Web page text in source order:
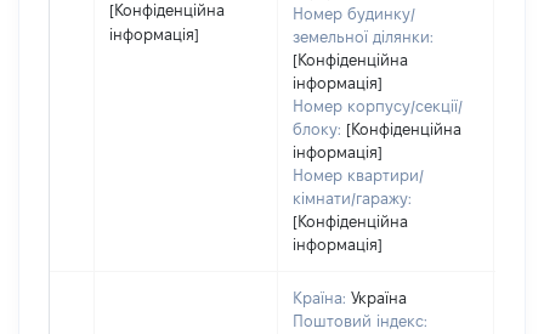
[Конфіденційна
інформація]
Номер будинку/
земельної ділянки:
[Конфіденційна
інформація]
Номер корпусу/секції/
блоку: [Конфіденційна
інформація]
Номер квартири/
кімнати/гаражу:
[Конфіденційна
інформація]
Країна: Україна
Поштовий індекс: